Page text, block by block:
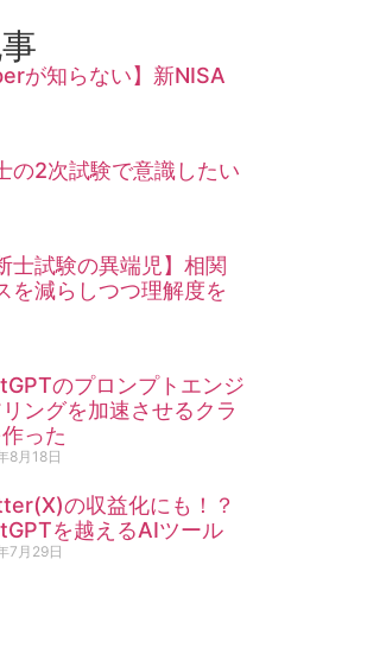
が知らない】新NISA
の2次試験で意識したい
士試験の異端児】相関
を減らしつつ理解度を
のプロンプトエンジ
ングを加速させるクラ
った
8月18日
の収益化にも！？
を越えるAIツール
7月29日